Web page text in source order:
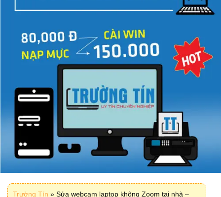
Trường Tín » Sửa webcam laptop không Zoom tại nhà –